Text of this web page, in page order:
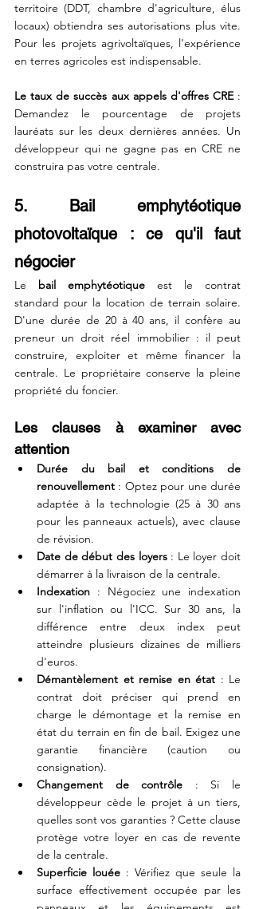
territoire (DDT, chambre d'agriculture, élus
locaux) obtiendra ses autorisations plus vite.
Pour les projets agrivoltaïques, l'expérience
en terres agricoles est indispensable.
Le taux de succès aux appels d'offres CRE :
Demandez le pourcentage de projets
lauréats sur les deux dernières années. Un
développeur qui ne gagne pas en CRE ne
construira pas votre centrale.
5. Bail emphytéotique
photovoltaïque : ce qu'il faut
négocier
Le bail emphytéotique est le contrat
standard pour la location de terrain solaire.
D'une durée de 20 à 40 ans, il confère au
preneur un droit réel immobilier : il peut
construire, exploiter et même financer la
centrale. Le propriétaire conserve la pleine
propriété du foncier.
Les clauses à examiner avec
attention
Durée du bail et conditions de
renouvellement : Optez pour une durée
adaptée à la technologie (25 à 30 ans
pour les panneaux actuels), avec clause
de révision.
Date de début des loyers : Le loyer doit
démarrer à la livraison de la centrale.
Indexation : Négociez une indexation
sur l'inflation ou l'ICC. Sur 30 ans, la
différence entre deux index peut
atteindre plusieurs dizaines de milliers
d'euros.
Démantèlement et remise en état : Le
contrat doit préciser qui prend en
charge le démontage et la remise en
état du terrain en fin de bail. Exigez une
garantie financière (caution ou
consignation).
Changement de contrôle : Si le
développeur cède le projet à un tiers,
quelles sont vos garanties ? Cette clause
protège votre loyer en cas de revente
de la centrale.
Superficie louée : Vérifiez que seule la
surface effectivement occupée par les